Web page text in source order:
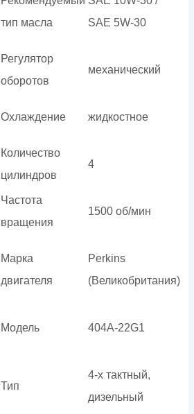
тип масла
SAE 5W-30
Регулятор
оборотов
механический
Охлаждение жидкостное
Количество
цилиндров
4
Частота
вращения
1500 об/мин
Марка
двигателя
Perkins
(Великобритания)
Модель 404A-22G1
Тип
4-х тактный,
дизельный